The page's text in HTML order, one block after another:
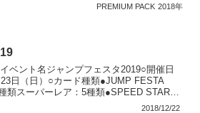
PREMIUM PACK 2018年
ベント名ジャンプフェスタ2019○開催日
日（日）○カード種類●JUMP FESTA
類スーパーレア：5種類●SPEED START
2018/12/22